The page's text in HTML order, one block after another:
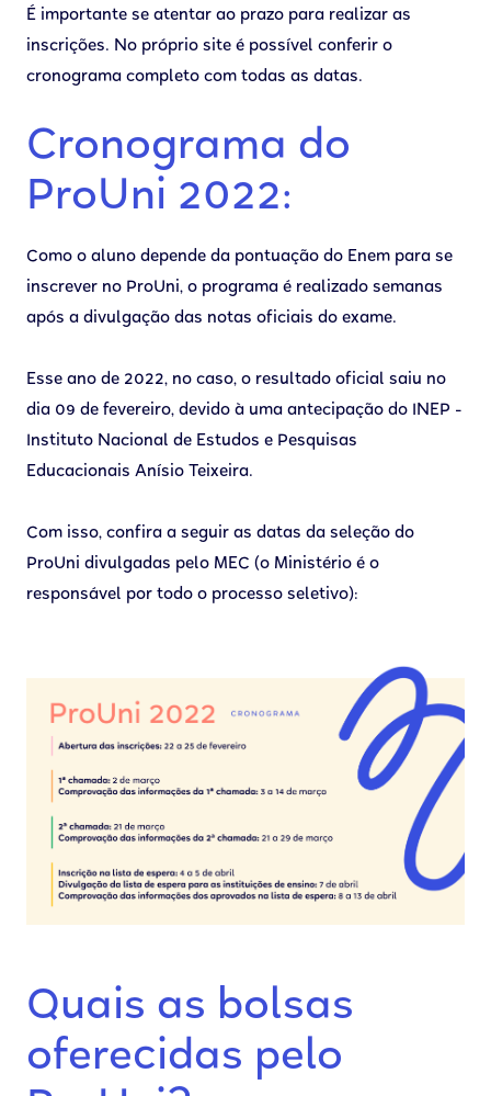
É importante se atentar ao prazo para realizar as
inscrições. No próprio site é possível conferir o
cronograma completo com todas as datas.
Cronograma do
ProUni 2022:
Como o aluno depende da pontuação do Enem para se
inscrever no ProUni, o programa é realizado semanas
após a divulgação das notas oficiais do exame.
Esse ano de 2022, no caso, o resultado oficial saiu no
dia 09 de fevereiro, devido à uma antecipação do INEP -
Instituto Nacional de Estudos e Pesquisas
Educacionais Anísio Teixeira.
Com isso, confira a seguir as datas da seleção do
ProUni divulgadas pelo MEC (o Ministério é o
responsável por todo o processo seletivo):
Quais as bolsas
oferecidas pelo